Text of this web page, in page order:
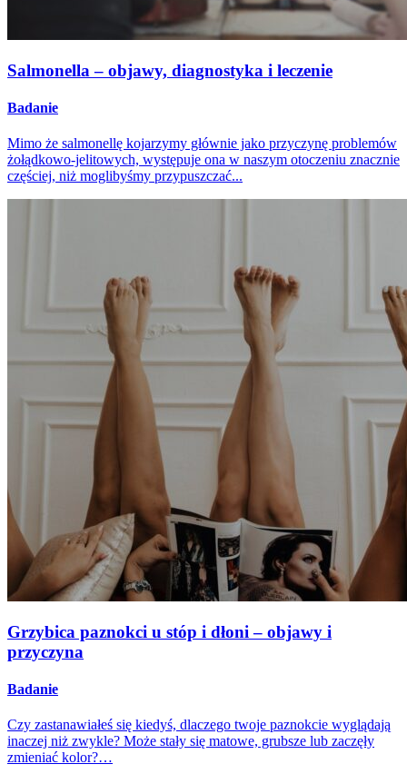
Salmonella – objawy, diagnostyka i leczenie
Badanie
Mimo że salmonellę kojarzymy głównie jako przyczynę problemów
żołądkowo-jelitowych, występuje ona w naszym otoczeniu znacznie
częściej, niż moglibyśmy przypuszczać...
Grzybica paznokci u stóp i dłoni – objawy i
przyczyna
Badanie
Czy zastanawiałeś się kiedyś, dlaczego twoje paznokcie wyglądają
inaczej niż zwykle? Może stały się matowe, grubsze lub zaczęły
zmieniać kolor?…